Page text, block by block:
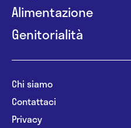
Alimentazione
Genitorialità
Chi siamo
Contattaci
Privacy